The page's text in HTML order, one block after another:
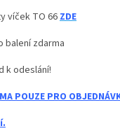
víček TO 66ZDE
balení zdarma
k odeslání!
POUZE PRO